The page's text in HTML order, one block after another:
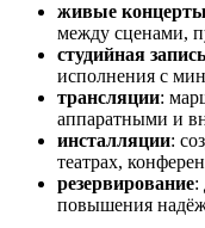
живые концерты
между сценами,
студийная запись
исполнения с
трансляции:
аппаратными и
инсталляции:
театрах,
резервирование:
повышения